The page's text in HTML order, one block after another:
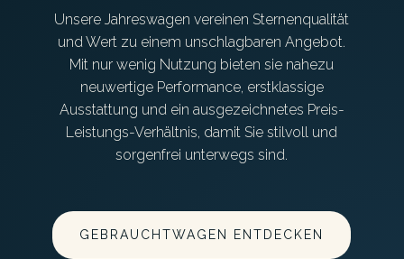
Unsere Jahreswagen vereinen Sternenqualität
und Wert zu einem unschlagbaren Angebot.
Mit nur wenig Nutzung bieten sie nahezu
neuwertige Performance, erstklassige
Ausstattung und ein ausgezeichnetes Preis-
Leistungs-Verhältnis, damit Sie stilvoll und
sorgenfrei unterwegs sind.
GEBRAUCHTWAGEN ENTDECKEN